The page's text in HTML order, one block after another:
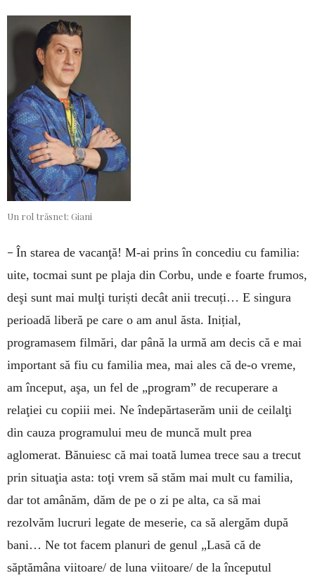
Un rol trăsnet: Giani
– În starea de vacanţă! M-ai prins în concediu cu familia:
uite, tocmai sunt pe plaja din Corbu, unde e foarte frumos,
deşi sunt mai mulţi turiști decât anii trecuți… E singura
perioadă liberă pe care o am anul ăsta. Inițial,
programasem filmări, dar până la urmă am decis că e mai
important să fiu cu familia mea, mai ales că de-o vreme,
am început, aşa, un fel de „program” de recuperare a
relaţiei cu copiii mei. Ne îndepărtaserăm unii de ceilalţi
din cauza programului meu de muncă mult prea
aglomerat. Bănuiesc că mai toată lumea trece sau a trecut
prin situaţia asta: toţi vrem să stăm mai mult cu familia,
dar tot amânăm, dăm de pe o zi pe alta, ca să mai
rezolvăm lucruri legate de meserie, ca să alergăm după
bani… Ne tot facem planuri de genul „Lasă că de
săptămâna viitoare/ de luna viitoare/ de la începutul